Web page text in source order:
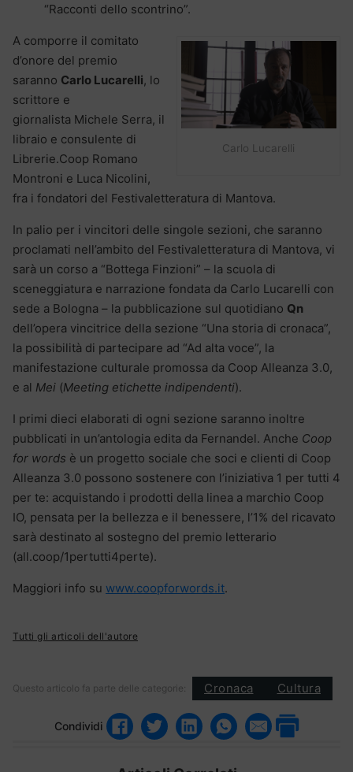
“Racconti dello scontrino”.
Carlo Lucarelli
A comporre il comitato
d’onore del premio
saranno Carlo Lucarelli, lo
scrittore e
giornalista Michele Serra, il
libraio e consulente di
Librerie.Coop Romano
Montroni e Luca Nicolini,
fra i fondatori del Festivaletteratura di Mantova.
In palio per i vincitori delle singole sezioni, che saranno
proclamati nell’ambito del Festivaletteratura di Mantova, vi
sarà un corso a “Bottega Finzioni” – la scuola di
sceneggiatura e narrazione fondata da Carlo Lucarelli con
sede a Bologna – la pubblicazione sul quotidiano Qn
dell’opera vincitrice della sezione “Una storia di cronaca”,
la possibilità di partecipare ad “Ad alta voce”, la
manifestazione culturale promossa da Coop Alleanza 3.0,
e al Mei (Meeting etichette indipendenti).
I primi dieci elaborati di ogni sezione saranno inoltre
pubblicati in un’antologia edita da Fernandel. Anche Coop
for words è un progetto sociale che soci e clienti di Coop
Alleanza 3.0 possono sostenere con l’iniziativa 1 per tutti 4
per te: acquistando i prodotti della linea a marchio Coop
IO, pensata per la bellezza e il benessere, l’1% del ricavato
sarà destinato al sostegno del premio letterario
(all.coop/1pertutti4perte).
Maggiori info su www.coopforwords.it.
Tutti gli articoli dell'autore
Questo articolo fa parte delle categorie: Cronaca Cultura
Condividi